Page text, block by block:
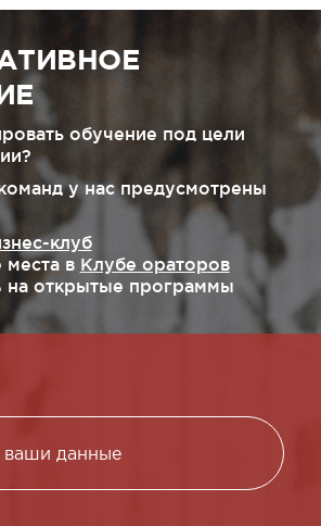
обучение под цели
у нас предусмотрены
клуб
места в Клубе ораторов
на открытые программы